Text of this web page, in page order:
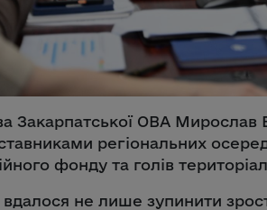
Закарпатської ОВА Мирослав
регіональних
фонду та голів
вдалося не лише зупинити